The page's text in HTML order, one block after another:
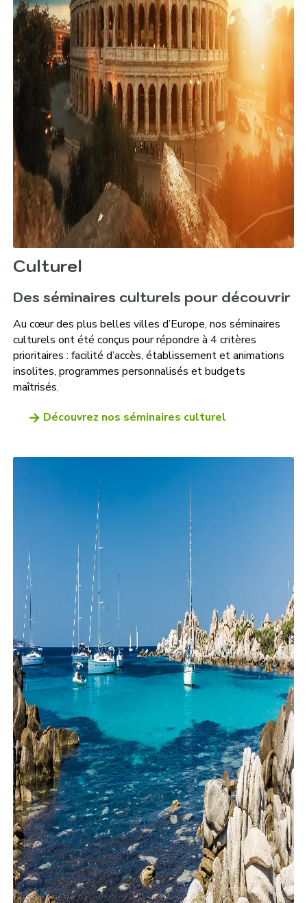
Culturel
Des séminaires culturels pour découvrir
Au cœur des plus belles villes d’Europe, nos séminaires
culturels ont été conçus pour répondre à 4 critères
prioritaires : facilité d’accès, établissement et animations
insolites, programmes personnalisés et budgets
maîtrisés.
Découvrez nos séminaires culturel